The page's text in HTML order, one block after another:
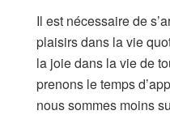
Il est nécessaire de
plaisirs dans la vie
la joie dans la vie de
prenons le temps
nous sommes moins